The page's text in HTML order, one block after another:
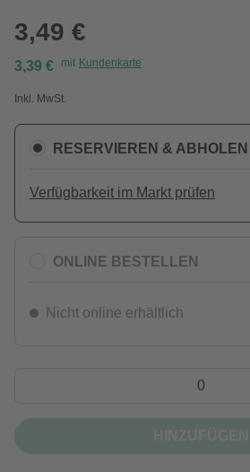
3,49 €
3,39 € mit Kundenkarte
Inkl. MwSt.
RESERVIEREN & ABHOLEN
Verfügbarkeit im Markt prüfen
ONLINE BESTELLEN
Nicht online erhältlich